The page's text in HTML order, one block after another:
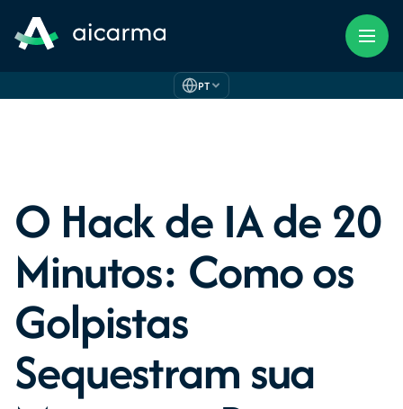
PT
O Hack de IA de 20
Minutos: Como os
Golpistas
Sequestram sua